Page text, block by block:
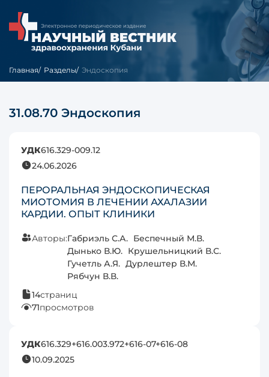
Главная Разделы Эндоскопия
31.08.70 Эндоскопия
УДК616.329-009.12
24.06.2026
ПЕРОРАЛЬНАЯ ЭНДОСКОПИЧЕСКАЯ
МИОТОМИЯ В ЛЕЧЕНИИ АХАЛАЗИИ
КАРДИИ. ОПЫТ КЛИНИКИ
Авторы:Габриэль С.А. Беспечный М.В.
Дынько В.Ю. Крушельницкий В.С.
Гучетль А.Я. Дурлештер В.М.
Рябчун В.В.
14страниц
71просмотров
УДК616.329+616.003.972+616-07+616-08
10.09.2025